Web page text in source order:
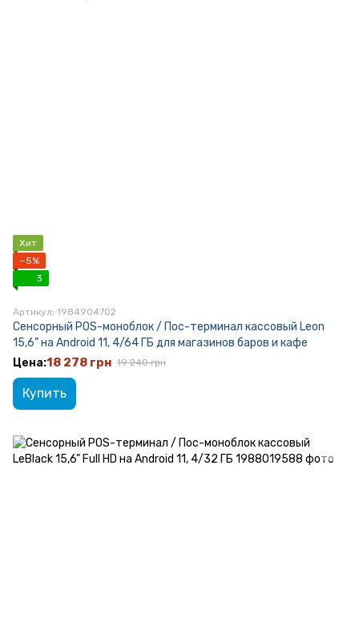
Хит
−5%
3
Артикул: 1984904702
Сенсорный POS-моноблок / Пос-терминал кассовый Leon
15,6” на Android 11, 4/64 ГБ для магазинов баров и кафе
18 278 грн 19 240 грн
Купить